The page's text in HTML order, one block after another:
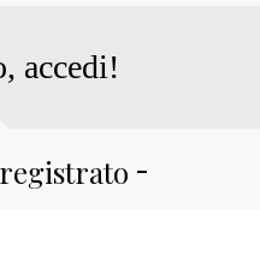
accedi!